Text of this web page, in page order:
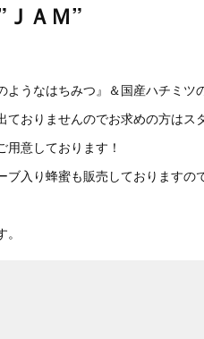
ＡＭ”
うなはちみつ』＆国産ハチミツ
ておりませんのでお求めの方はス
意しております！
入り蜂蜜も販売しておりますの